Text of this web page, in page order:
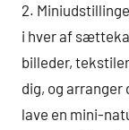
2.
i hver af
billeder,
dig, og arranger
lave en mini-